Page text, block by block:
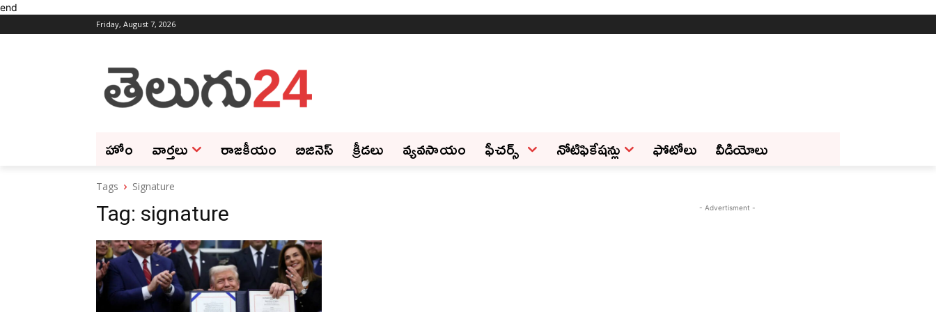
end
Friday, August 7, 2026
హోం వార్తలు రాజకీయం బిజినెస్‌ క్రీడలు వ్యవసాయం ఫీచ‌ర్స్ ‌ నోటిఫికేషన్లు ఫోటోలు వీడియోలు
Tags Signature
Tag: signature - Advertisment -